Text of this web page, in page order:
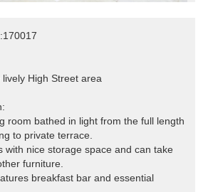
High Street area
room bathed in light from the full length
to private terrace.
with nice storage space and can take
furniture.
breakfast bar and essential